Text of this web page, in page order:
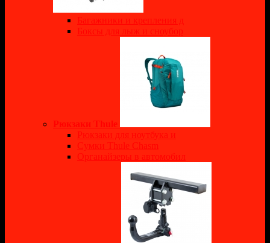
Багажники и крепления д
Боксы для лыж и сноубор
Рюкзаки Thule
Рюкзаки для ноутбука и
Сумки Thule Chasm
Органайзеры в автомобил